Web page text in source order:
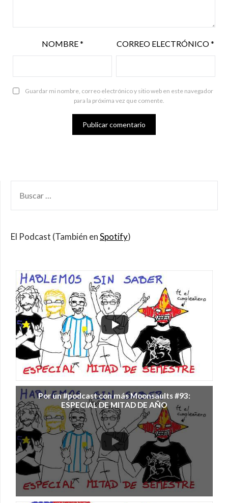
NOMBRE* CORREO ELECTRÓNICO*
Guardar mi nombre, correo electrónico y sitio web en este navegador
para la próxima vez que comente.
POR:
El Podcast (También enSpotify)
Por un #podcast con más Moonsaults #93:
ESPECIAL DE MITAD DE AÑO